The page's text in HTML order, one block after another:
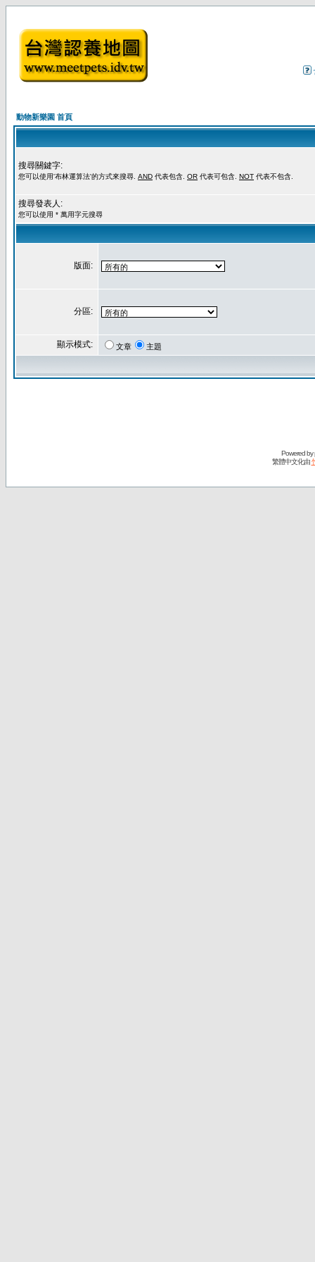
動物新樂園 首頁
搜尋關鍵字:
您可以使用'布林運算法'的方式來搜尋. AND 代表包含. OR 代表可包含. NOT 代表不包含.
搜尋發表人:
您可以使用 * 萬用字元搜尋
版面:
分區:
顯示模式: 文章 主題
Powered by
繁體中文化由